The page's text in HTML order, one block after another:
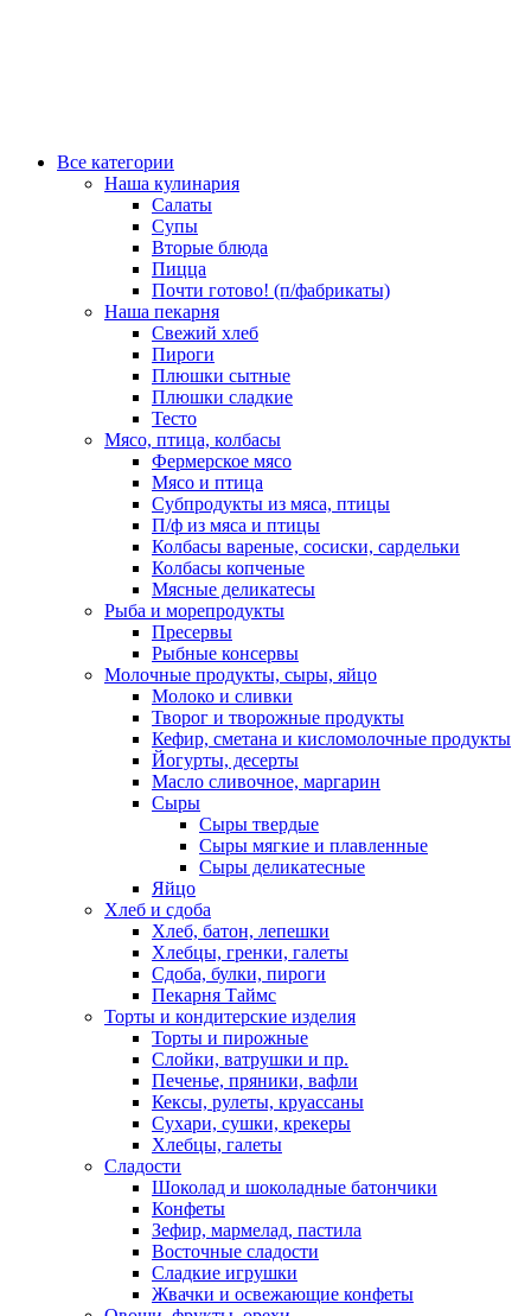
Все категории
Наша кулинария
Салаты
Супы
Вторые блюда
Пицца
Почти готово! (п/фабрикаты)
Наша пекарня
Свежий хлеб
Пироги
Плюшки сытные
Плюшки сладкие
Тесто
Мясо, птица, колбасы
Фермерское мясо
Мясо и птица
Субпродукты из мяса, птицы
П/ф из мяса и птицы
Колбасы вареные, сосиски, сардельки
Колбасы копченые
Мясные деликатесы
Рыба и морепродукты
Пресервы
Рыбные консервы
Молочные продукты, сыры, яйцо
Молоко и сливки
Творог и творожные продукты
Кефир, сметана и кисломолочные продукты
Йогурты, десерты
Масло сливочное, маргарин
Сыры
Сыры твердые
Сыры мягкие и плавленные
Сыры деликатесные
Яйцо
Хлеб и сдоба
Хлеб, батон, лепешки
Хлебцы, гренки, галеты
Сдоба, булки, пироги
Пекарня Таймс
Торты и кондитерские изделия
Торты и пирожные
Слойки, ватрушки и пр.
Печенье, пряники, вафли
Кексы, рулеты, круассаны
Сухари, сушки, крекеры
Хлебцы, галеты
Сладости
Шоколад и шоколадные батончики
Конфеты
Зефир, мармелад, пастила
Восточные сладости
Сладкие игрушки
Жвачки и освежающие конфеты